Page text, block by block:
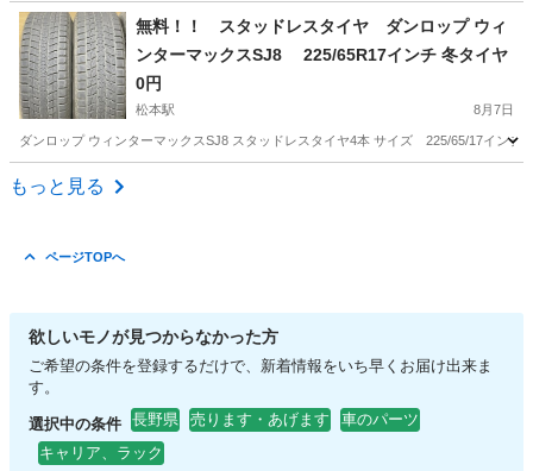
長野 長野市 市役所前駅 内装、インテリア
無料！！ スタッドレスタイヤ ダンロップ ウィ
ンターマックスSJ8 225/65R17インチ 冬タイヤ
0円
松本駅 8月7日
ダンロップ ウィンターマックスSJ8 スタッドレスタイヤ4本 サイズ 225/65/17イン
長野 松本市
もっと見る
ページTOPへ
欲しいモノが見つからなかった方
ご希望の条件を登録するだけで、新着情報をいち早くお届け出来ま
す。
選択中の条件 長野県 売ります・あげます
車のパーツ
キャリア、ラック